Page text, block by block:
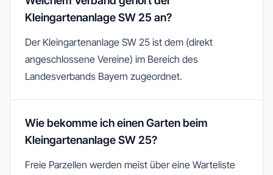
Kleingartenanlage SW 25 an?
Der Kleingartenanlage SW 25 ist dem (direkt
angeschlossene Vereine) im Bereich des
Landesverbands Bayern zugeordnet.
Wie bekomme ich einen Garten beim
Kleingartenanlage SW 25?
Freie Parzellen werden meist über eine Warteliste